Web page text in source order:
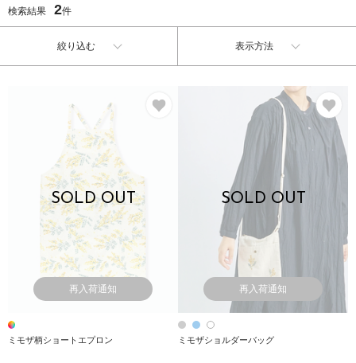
検索結果 2件
絞り込む 表示方法
SOLD OUT
再入荷通知
ミモザ柄ショートエプロン
SOLD OUT
再入荷通知
ミモザショルダーバッグ